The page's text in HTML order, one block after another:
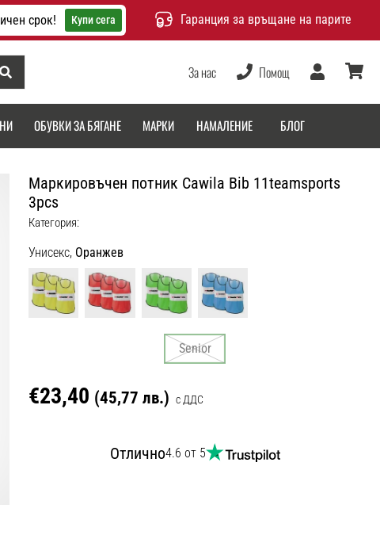
срок! Купи сега Гаранция за връщане на парите
За нас Помощ
Потребител
ОБУВКИ ЗА БЯГАНЕ МАРКИ НАМАЛЕНИЕ БЛОГ
Маркировъчен потник Cawila Bib 11teamsports
3pcs
Категория:
Унисекс, Оранжев
Senior
€23,40 (45,77 лв.) с ДДС
Отлично4.6 от 5